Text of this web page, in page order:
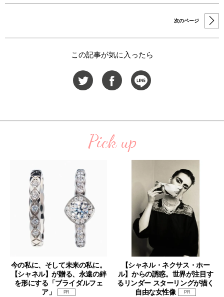
次のページ
この記事が気に入ったら
Pick up
今の私に、そして未来の私に。
【シャネル】が贈る、永遠の絆
を形にする「ブライダルフェ
ア」
PR
【シャネル・ネクサス・ホー
ル】からの誘惑。世界が注目す
るリンダー スターリングが描く
自由な女性像
PR